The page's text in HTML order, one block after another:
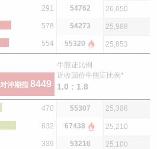
291 54762 26,050
578 54273 25,988
554 55320 25,853
对沖期指 8449
牛熊证比例
近收回价牛熊证比例*
1.0 : 1.8
470 55307 25,388
632 67438 25,210
339 53216 25,100